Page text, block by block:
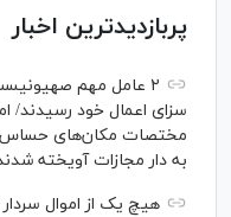
پربازدیدترین اخبار
سزای اعمال خود رسیدند/
مختصات مکان‌های حساس
به دار مجازات آویخته
هیچ یک از اموال